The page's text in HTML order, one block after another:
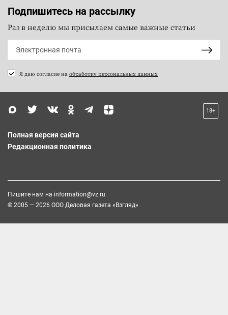
Подпишитесь на рассылку
Раз в неделю мы присылаем самые важные статьи
Я даю согласие на обработку персональных данных
18+
Полная версия сайта
Редакционная политика
Пишите нам на information@vz.ru
© 2005 — 2026 ООО Деловая газета «Взгляд»